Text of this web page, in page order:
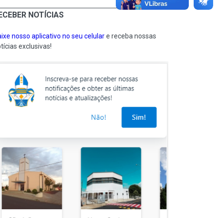
NOTÍCIAS
nosso aplicativo no seu celulare receba nossas
exclusivas!